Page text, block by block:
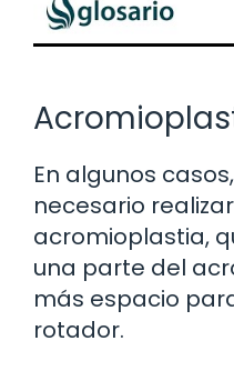
En algunos
necesario
acromioplastia,
una parte del
más espacio
rotador.